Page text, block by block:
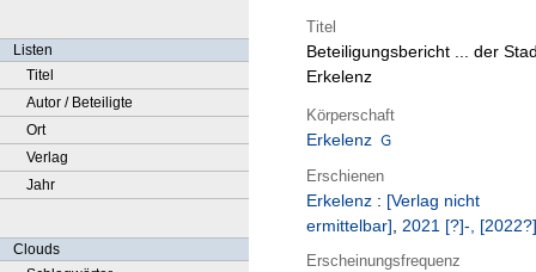
Listen
Titel
Autor / Beteiligte
Ort
Verlag
Jahr
Clouds
Titel
Beteiligungsbericht ... der
Erkelenz
Körperschaft
Erkelenz
Erschienen
Erkelenz : [Verlag nicht
ermittelbar], 2021 [?]-,
Erscheinungsfrequenz